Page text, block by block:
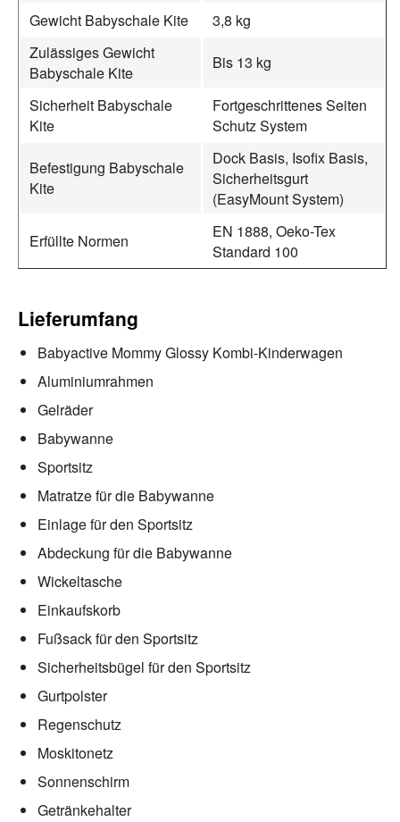
Gewicht Babyschale Kite
3,8 kg
Zulässiges Gewicht
Babyschale Kite
Bis 13 kg
Sicherheit Babyschale
Kite
Fortgeschrittenes Seiten
Schutz System
Befestigung Babyschale
Kite
Dock Basis, Isofix Basis,
Sicherheitsgurt
(EasyMount System)
Erfüllte Normen
EN 1888, Oeko-Tex
Standard 100
Lieferumfang
Babyactive Mommy Glossy Kombi-Kinderwagen
Aluminiumrahmen
Gelräder
Babywanne
Sportsitz
Matratze für die Babywanne
Einlage für den Sportsitz
Abdeckung für die Babywanne
Wickeltasche
Einkaufskorb
Fußsack für den Sportsitz
Sicherheitsbügel für den Sportsitz
Gurtpolster
Regenschutz
Moskitonetz
Sonnenschirm
Getränkehalter